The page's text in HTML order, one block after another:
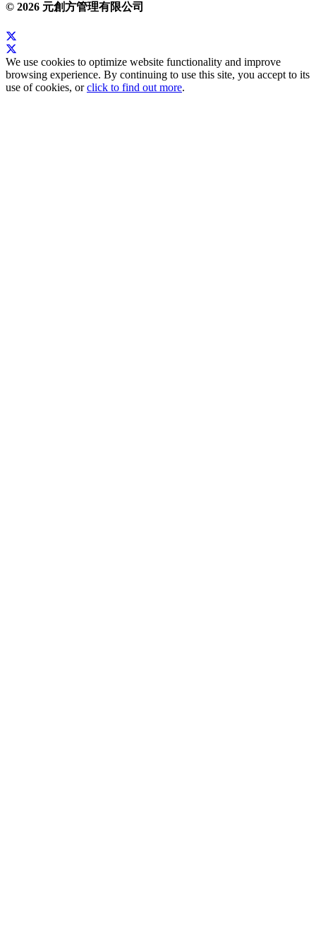
© 2026 元創方管理有限公司
We use cookies to optimize website functionality and improve
browsing experience. By continuing to use this site, you accept to its
use of cookies, orclick to find out more.